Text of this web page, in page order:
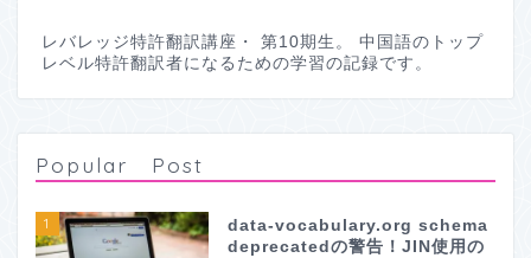
レバレッジ特許翻訳講座・ 第10期生。 中国語のトップ
レベル特許翻訳者になるための学習の記録です。
Popular Post
1
data-vocabulary.org schema
deprecatedの警告！JIN使用の